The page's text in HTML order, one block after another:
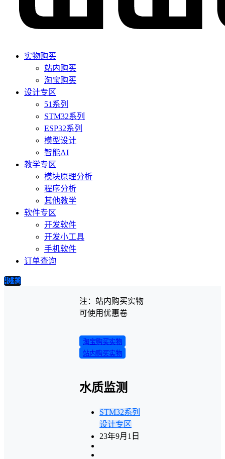
实物购买
站内购买
淘宝购买
设计专区
51系列
STM32系列
ESP32系列
模型设计
智能AI
教学专区
模块原理分析
程序分析
其他教学
软件专区
开发软件
开发小工具
手机软件
订单查询
投稿
注：站内购买实物
可使用优惠卷
淘宝购买实物
站内购买实物
水质监测
STM32系列
设计专区
23年9月1日